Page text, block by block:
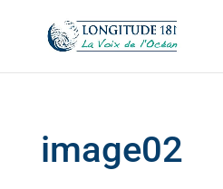
image02